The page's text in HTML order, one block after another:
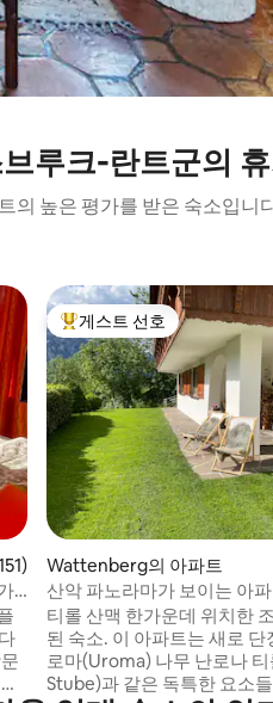
루크-란트군의
의 높은 평가를 받은 숙소입니
점(5점 만점), 후기 151개
상위 게스트 선호
게스트 선호
Wattenberg의 아파트
산악 파노라마가 보이는 아
티롤 산맥 한가운데 위치한
된 숙소. 이 아파트는 새로
로마(Uroma) 나무 난로나
Stube)과 같은 독특한 요소